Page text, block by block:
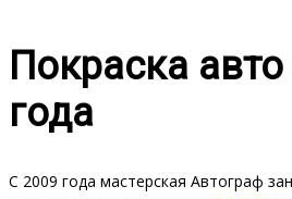
Покраска
года
С 2009 года мастерская Автограф